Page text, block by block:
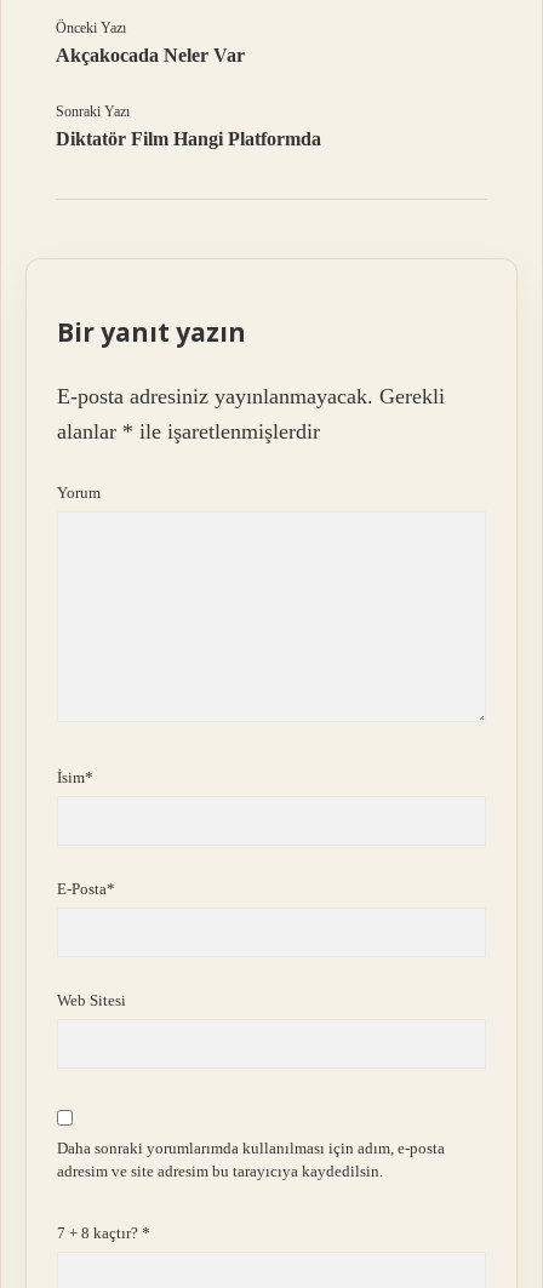
Önceki Yazı
Akçakocada Neler Var
Sonraki Yazı
Diktatör Film Hangi Platformda
Bir yanıt yazın
E-posta adresiniz yayınlanmayacak. Gerekli
alanlar * ile işaretlenmişlerdir
Yorum
İsim*
E-Posta*
Web Sitesi
Daha sonraki yorumlarımda kullanılması için adım, e-posta
adresim ve site adresim bu tarayıcıya kaydedilsin.
7 + 8 kaçtır?*